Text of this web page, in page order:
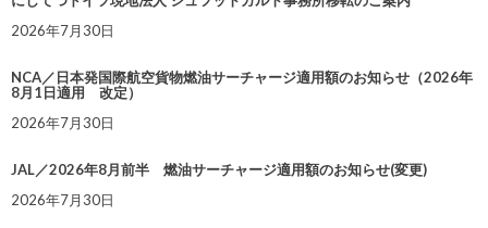
2026年7月30日
NCA／日本発国際航空貨物燃油サーチャージ適用額のお知らせ（2026年
8月1日適用 改定）
2026年7月30日
JAL／2026年8月前半 燃油サーチャージ適用額のお知らせ(変更)
2026年7月30日